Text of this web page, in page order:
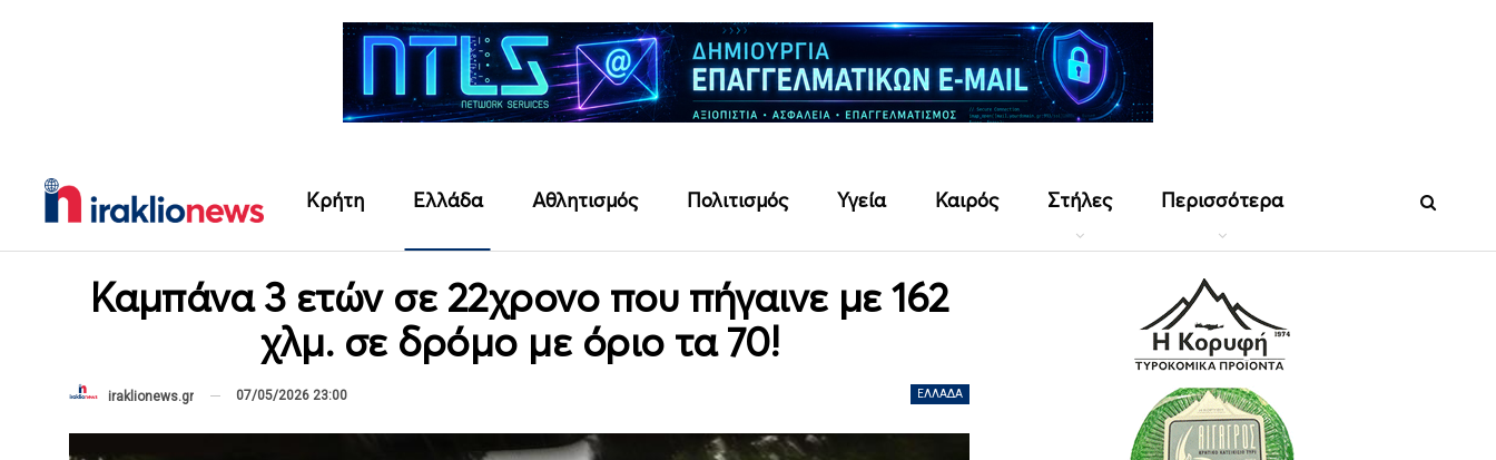
Κρήτη Ελλάδα Αθλητισμός Πολιτισμός Υγεία Καιρός Στήλες Περισσότερα
Καμπάνα 3 ετών σε 22χρονο που πήγαινε με 162
χλμ. σε δρόμο με όριο τα 70!
ΕΛΛΆΔΑ
iraklionews.gr 07/05/2026 23:00